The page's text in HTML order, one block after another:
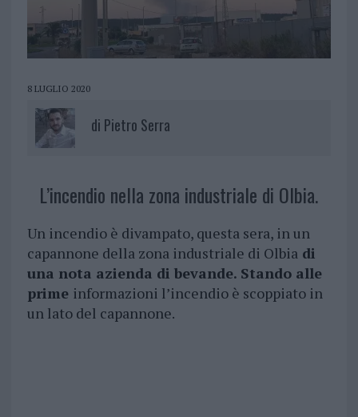
8 LUGLIO 2020
di Pietro Serra
L’incendio nella zona industriale di Olbia.
Un incendio è divampato, questa sera, in un
capannone della zona industriale di Olbiadi
una nota azienda di bevande. Stando alle
prime informazioni l’incendio è scoppiato in
un lato del capannone.